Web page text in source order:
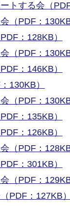
トする会（
（PDF：130KB
：128KB）
（PDF：130KB
：146KB）
130KB）
（PDF：130KB
：135KB）
：126KB）
（PDF：128KB
：301KB）
（PDF：129KB
PDF：127KB）